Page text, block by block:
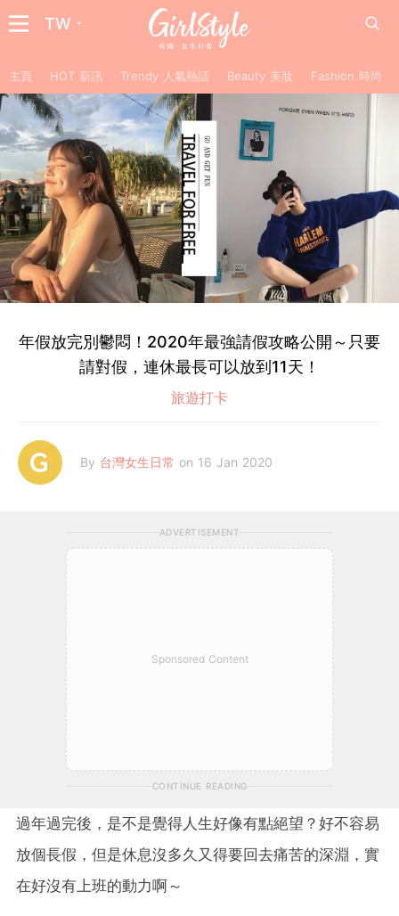
TW
主頁 HOT 新訊 Trendy 人氣熱話 Beauty 美妝 Fashion 時尚
年假放完別鬱悶！2020年最強請假攻略公開～只要
請對假，連休最長可以放到11天！
旅遊打卡
By 台灣女生日常 on 16 Jan 2020
ADVERTISEMENT
Sponsored Content
CONTINUE READING
過年過完後，是不是覺得人生好像有點絕望？好不容易
放個長假，但是休息沒多久又得要回去痛苦的深淵，實
在好沒有上班的動力啊～